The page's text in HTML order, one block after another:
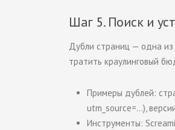
Шаг 5. Поиск и
Дубли страниц — одна из
тратить краулинговый
Примеры дублей:
utm_source=…),
Инструменты: